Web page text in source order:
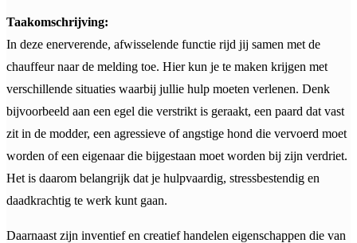
Taakomschrijving:
In deze enerverende, afwisselende functie rijd jij samen met de
chauffeur naar de melding toe. Hier kun je te maken krijgen met
verschillende situaties waarbij jullie hulp moeten verlenen. Denk
bijvoorbeeld aan een egel die verstrikt is geraakt, een paard dat vast
zit in de modder, een agressieve of angstige hond die vervoerd moet
worden of een eigenaar die bijgestaan moet worden bij zijn verdriet.
Het is daarom belangrijk dat je hulpvaardig, stressbestendig en
daadkrachtig te werk kunt gaan.
Daarnaast zijn inventief en creatief handelen eigenschappen die van